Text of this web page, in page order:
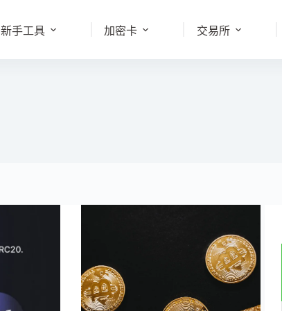
新手工具 加密卡 交易所